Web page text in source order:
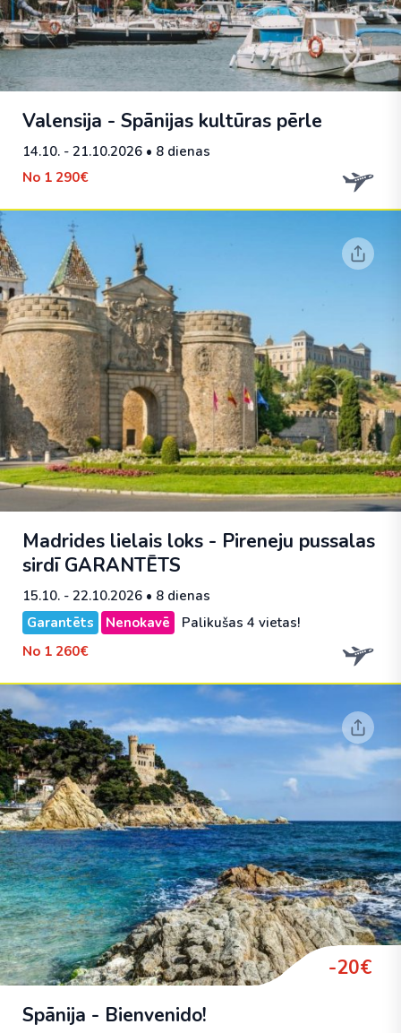
Valensija - Spānijas kultūras pērle
14.10. - 21.10.2026 • 8 dienas
No 1 290€
Madrides lielais loks - Pireneju pussalas
sirdīGARANTĒTS
15.10. - 22.10.2026 • 8 dienas
Garantēts
Nenokavē
Palikušas 4 vietas!
No 1 260€
-20€
Spānija - Bienvenido!